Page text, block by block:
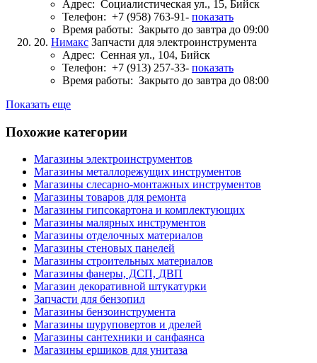
Адрес: Социалистическая ул., 15, Бийск
Телефон: +7 (958) 763-91- показать
Время работы: Закрыто до завтра до 09:00
20. Нимакс Запчасти для электроинструмента
Адрес: Сенная ул., 104, Бийск
Телефон: +7 (913) 257-33- показать
Время работы: Закрыто до завтра до 08:00
Показать еще
Похожие категории
Магазины электроинструментов
Магазины металлорежущих инструментов
Магазины слесарно-монтажных инструментов
Магазины товаров для ремонта
Магазины гипсокартона и комплектующих
Магазины малярных инструментов
Магазины отделочных материалов
Магазины стеновых панелей
Магазины строительных материалов
Магазины фанеры, ДСП, ДВП
Магазин декоративной штукатурки
Запчасти для бензопил
Магазины бензоинструмента
Магазины шуруповертов и дрелей
Магазины сантехники и санфаянса
Магазины ершиков для унитаза